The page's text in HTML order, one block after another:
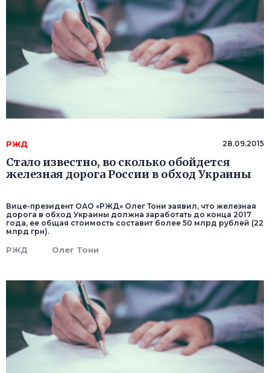
РЖД 28.09.2015
Стало известно, во сколько обойдется
железная дорога России в обход Украины
Вице-президент ОАО «РЖД» Олег Тони заявил, что железная
дорога в обход Украины должна заработать до конца 2017
года, ее общая стоимость составит более 50 млрд рублей (22
млрд грн).
РЖД Олег Тони